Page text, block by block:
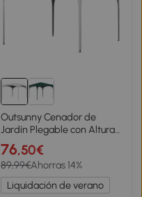
Outsunny Cenador de
Jardín Plegable con Altura
Ajustable Bolsa de
Transporte Impermeable
Anti-UV y Bolsas de Arena
Blanco
76,50€
89,99€Ahorras 14%
Liquidación de verano